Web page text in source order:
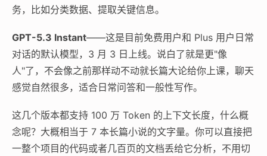
务，比如分类数据、提取关键信息。
GPT-5.3 Instant——这是目前免费用户和 Plus 用户日常
对话的默认模型，3 月 3 日上线。说白了就是更"像
人"了，不会像之前那样动不动就长篇大论给你上课，聊天
感觉自然很多，适合日常问答和一般性写作。
这几个版本都支持 100 万 Token 的上下文长度，什么概
念呢？大概相当于 7 本长篇小说的文字量。你可以直接把
一整个项目的代码或者几百页的文档丢给它分析，不用切